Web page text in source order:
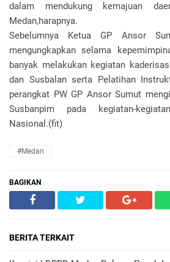
dalam mendukung kemajuan
Medan,harapnya.
Sebelumnya Ketua GP Ansor
mengungkapkan selama
banyak melakukan kegiatan
dan Susbalan serta Pelatihan
perangkat PW GP Ansor Sumut
Susbanpim pada kegiatan-
Nasional.(fit)
#Medan
BAGIKAN
BERITA TERKAIT